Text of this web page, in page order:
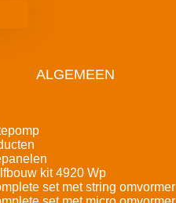
ALGEMEEN
kit 4920 Wp
set met string omvormer